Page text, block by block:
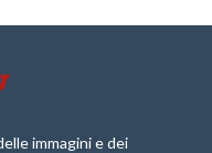
immagini e dei